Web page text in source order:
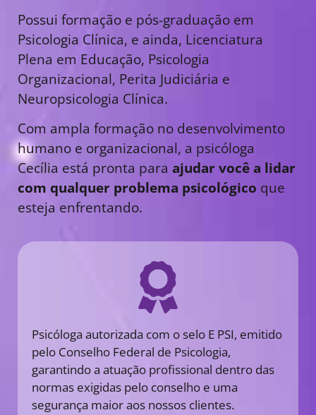
Possui formação e pós-graduação em
Psicologia Clínica, e ainda, Licenciatura
Plena em Educação, Psicologia
Organizacional, Perita Judiciária e
Neuropsicologia Clínica.
Com ampla formação no desenvolvimento
humano e organizacional, a psicóloga
Cecília está pronta para ajudar você a lidar
com qualquer problema psicológico que
esteja enfrentando.
Psicóloga autorizada com o selo E PSI, emitido
pelo Conselho Federal de Psicologia,
garantindo a atuação profissional dentro das
normas exigidas pelo conselho e uma
segurança maior aos nossos clientes.